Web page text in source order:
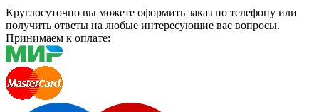
Круглосуточно вы можете оформить заказ по телефону или
получить ответы на любые интересующие вас вопросы.
Принимаем к оплате: